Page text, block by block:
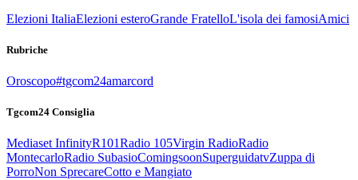
Elezioni ItaliaElezioni esteroGrande FratelloL'isola dei famosiAmici
Rubriche
Oroscopo#tgcom24amarcord
Tgcom24 Consiglia
Mediaset InfinityR101Radio 105Virgin RadioRadio
MontecarloRadio SubasioComingsoonSuperguidatvZuppa di
PorroNon SprecareCotto e Mangiato